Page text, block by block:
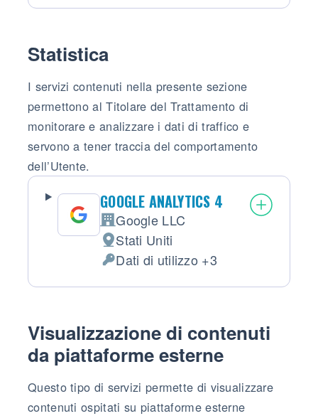
Statistica
I servizi contenuti nella presente sezione
permettono al Titolare del Trattamento di
monitorare e analizzare i dati di traffico e
servono a tener traccia del comportamento
dell’Utente.
GOOGLE ANALYTICS 4
Azienda:
Google LLC
Luogo del trattamento:
Stati Uniti
Dati Personali trattati:
Dati di utilizzo +3
Visualizzazione di contenuti
da piattaforme esterne
Questo tipo di servizi permette di visualizzare
contenuti ospitati su piattaforme esterne